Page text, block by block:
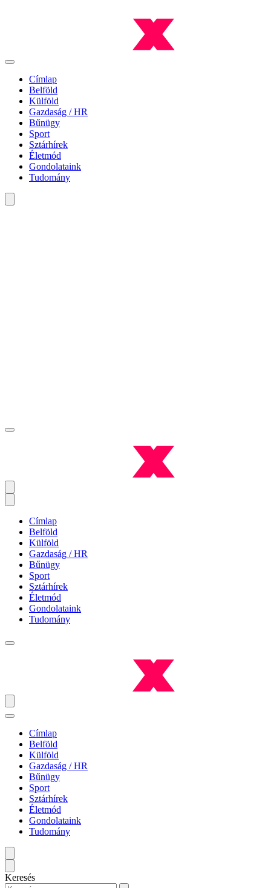
Címlap
Belföld
Külföld
Gazdaság / HR
Bűnügy
Sport
Sztárhírek
Életmód
Gondolataink
Tudomány
Címlap
Belföld
Külföld
Gazdaság / HR
Bűnügy
Sport
Sztárhírek
Életmód
Gondolataink
Tudomány
Címlap
Belföld
Külföld
Gazdaság / HR
Bűnügy
Sport
Sztárhírek
Életmód
Gondolataink
Tudomány
Keresés